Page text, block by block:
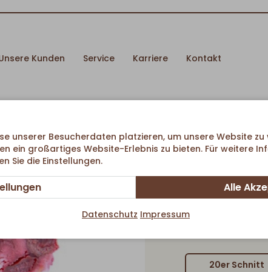
Kunden Service Karriere Kontakt
20er Schnitt
unserer Besucherdaten platzieren, um unsere Website
ein großartiges Website-Erlebnis zu bieten. Für weitere
Sie die Einstellungen.
Alle
Datenschutz Impressum